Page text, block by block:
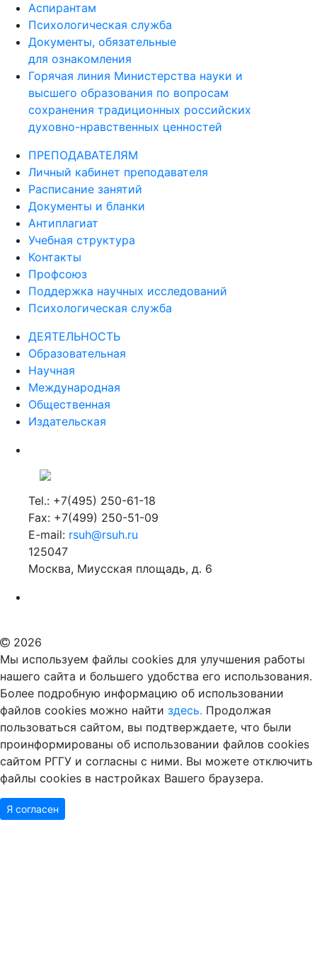
Аспирантам
Психологическая служба
Документы, обязательные
для ознакомления
Горячая линия Министерства науки и
высшего образования по вопросам
сохранения традиционных российских
духовно-нравственных ценностей
ПРЕПОДАВАТЕЛЯМ
Личный кабинет преподавателя
Расписание занятий
Документы и бланки
Антиплагиат
Учебная структура
Контакты
Профсоюз
Поддержка научных исследований
Психологическая служба
ДЕЯТЕЛЬНОСТЬ
Образовательная
Научная
Международная
Общественная
Издательская
Tel.: +7(495) 250-61-18
Fax: +7(499) 250-51-09
E-mail: rsuh@rsuh.ru
125047
Москва, Миусская площадь, д. 6
2026
Мы используем файлы cookies для улучшения работы
нашего сайта и большего удобства его использования.
Более подробную информацию об использовании
файлов cookies можно найти здесь. Продолжая
пользоваться сайтом, вы подтверждаете, что были
проинформированы об использовании файлов cookies
сайтом РГГУ и согласны с ними. Вы можете отключить
файлы cookies в настройках Вашего браузера.
Я согласен